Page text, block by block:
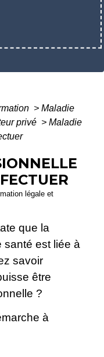
> Maladie
privé > Maladie
légale et
que la
santé est liée à
savoir
être
?
à